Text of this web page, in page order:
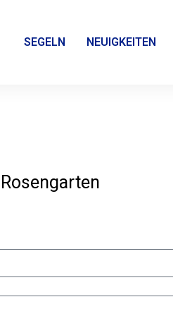
SEGELN NEUIGKEITEN